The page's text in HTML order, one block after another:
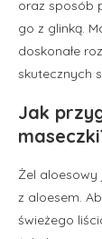
oraz sposób
go z glinką.
doskonałe
skutecznych
Jak
Żel aloesowy
z aloesem.
świeżego